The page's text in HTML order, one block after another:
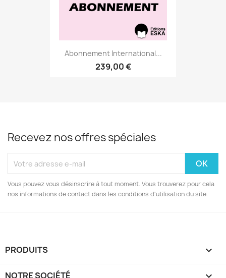
Abonnement International...
239,00 €
Recevez nos offres spéciales
Vous pouvez vous désinscrire à tout moment. Vous trouverez pour cela
nos informations de contact dans les conditions d'utilisation du site.
PRODUITS 
NOTRE SOCIÉTÉ